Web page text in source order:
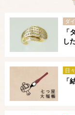
ダ
し
日
「